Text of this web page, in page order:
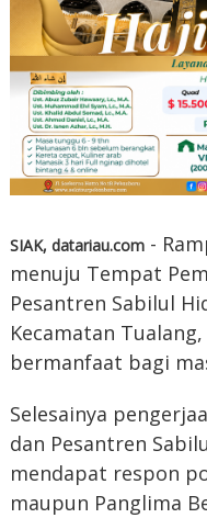
SIAK, datariau.com-
menuju Tempat
Pesantren Sabilul
Kecamatan
bermanfaat bagi
Selesainya
dan Pesantren
mendapat respon
maupun Panglima